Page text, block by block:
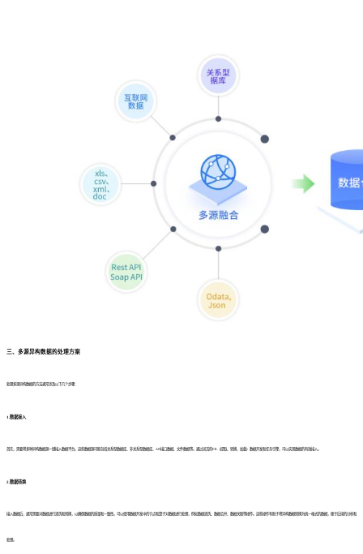
三、多源异构数据的处理方案
处理多源异构数据的方法通常涉及以下几个步骤：
1.数据接入
首先，需要将多种异构数据源一键接入数据平台。这些数据源可能包括关系型数据库、非关系型数据库、API接口数据、文件数据等。通过灵活的ETL（提取、转换、加载）数据开发和任务引擎，可以实现数据的有效接入。
2.数据转换
接入数据后，通常需要对数据进行清洗和转换，以确保数据的质量和一致性。可以使用数据开发中的节点和算子对数据进行处理，例如数据清洗、数据合并、数据关联等操作。这些操作有助于将异构数据转换为统一格式的数据，便于后续的分析和
处理。